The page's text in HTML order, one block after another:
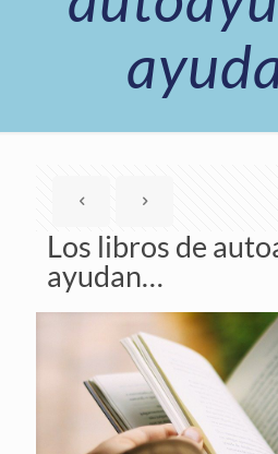
Los libros de
ayudan…